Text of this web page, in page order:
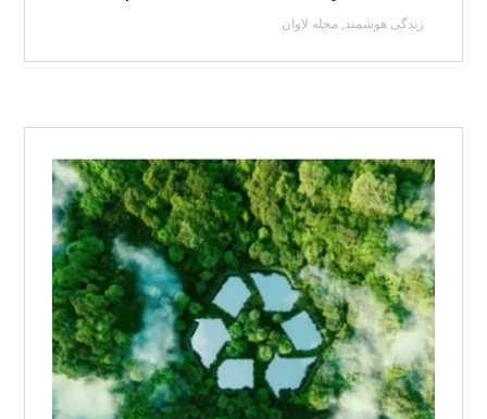
زندگی هوشمند,مجله لاوان